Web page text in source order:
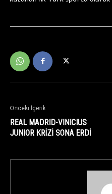
Önceki İçerik
REAL MADRID-VINICIUS
JUNIOR KRİZİ SONA ERDİ